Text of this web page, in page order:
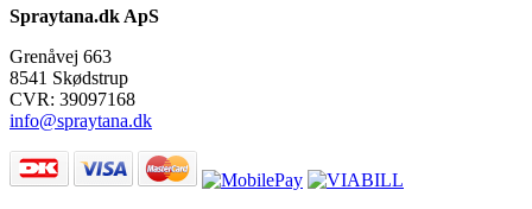
Spraytana.dk ApS
Grenåvej 663
8541 Skødstrup
CVR: 39097168
info@spraytana.dk